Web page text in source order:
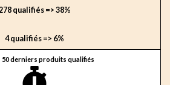
qualifiés => 38%
4 qualifiés => 6%
50 derniers produits qualifiés